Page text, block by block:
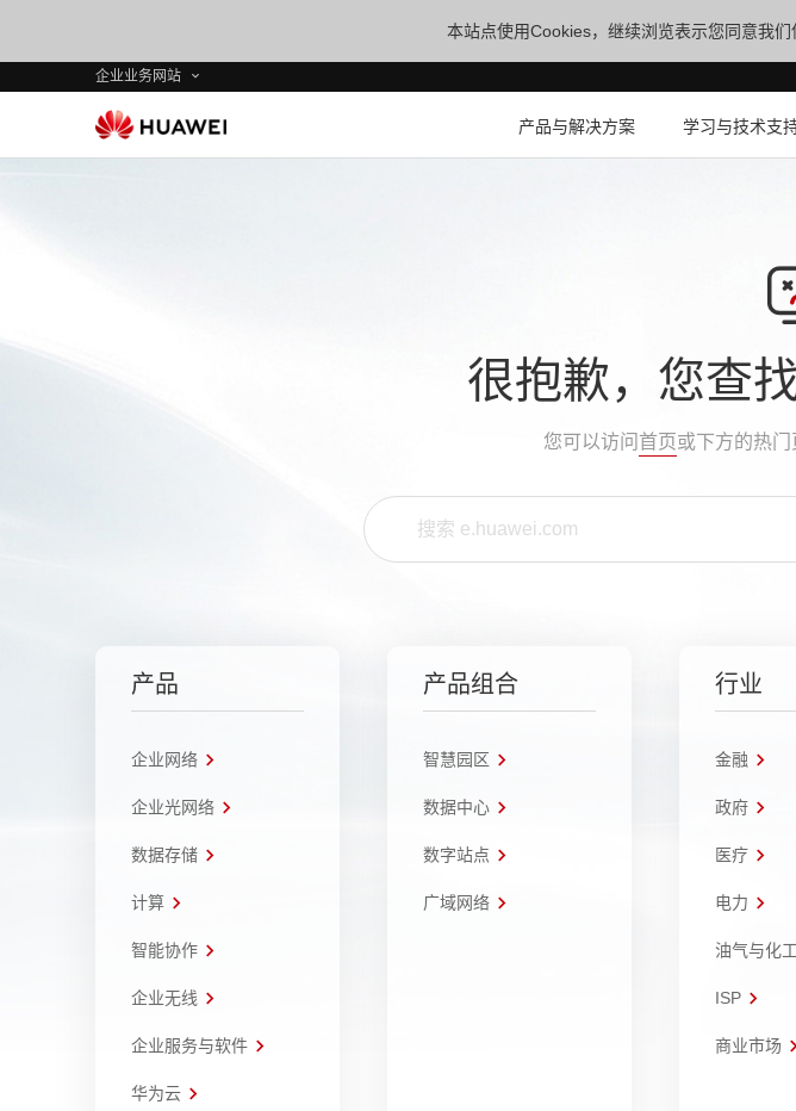
本站点使用Cookies，继续浏览表示您同意我们
企业业务网站
产品与解决方案 学习与技术支
很抱歉，您查
您可以访问 首页或下方的热
产品
企业网络
企业光网络
数据存储
计算
智能协作
企业无线
企业服务与软件
华为云
产品组合
智慧园区
数据中心
数字站点
广域网络
行业
金融
政府
医疗
电力
油气与化工
ISP
商业市场